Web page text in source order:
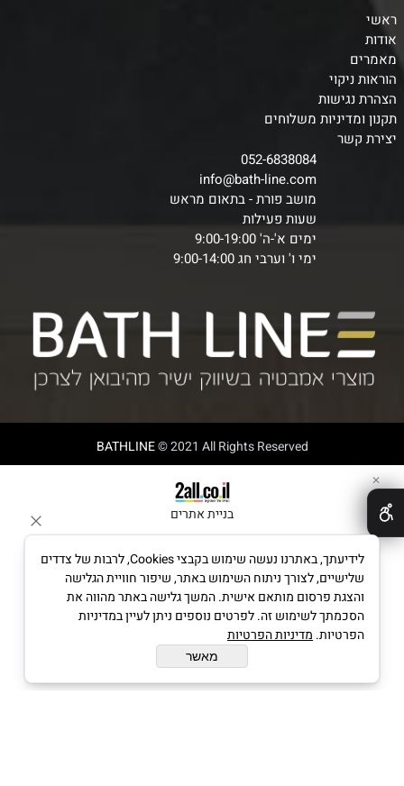
ראשי
אודות
מאמרים
הוראות ניקוי
הצהרת נגישות
תקנון ומדיניות משלוחים
יצירת קשר
052-6838084
info@bath-line.com
מושב פורת - בתאום מראש
שעות פעילות
ימים א'-ה' 9:00-19:00
ימי ו' וערבי חג 9:00-14:00
BATHLINE© 2021 All Rights Reserved
בניית אתרים
✕
לידיעתך, באתרנו נעשה שימוש בקבצי Cookies, לרבות של צדדים
שלישיים, לצורך ניתוח השימוש באתר, שיפור חוויית הגלישה
והצגת פרסום מותאם אישית. המשך גלישה באתר מהווה את
הסכמתך לשימוש זה. לפרטים נוספים ניתן לעיין במדיניות
הפרטיות. מדיניות הפרטיות
מאשר